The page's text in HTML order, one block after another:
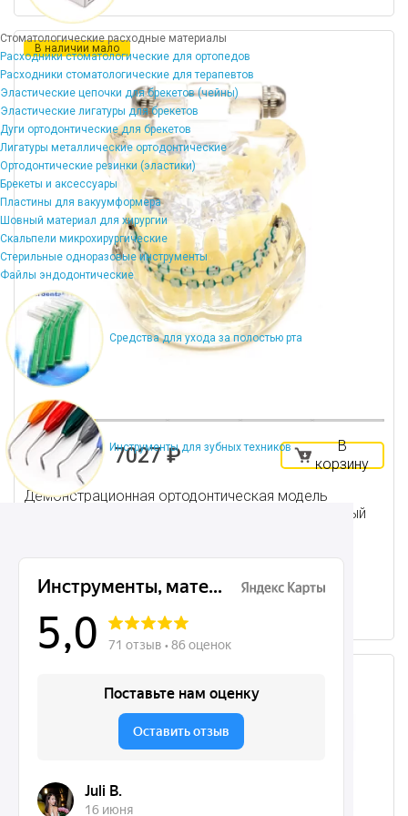
Стоматологические расходные материалы
Расходники стоматологические для ортопедов
Расходники стоматологические для терапевтов
Эластические цепочки для брекетов (чейны)
Эластические лигатуры для брекетов
Дуги ортодонтические для брекетов
Лигатуры металлические ортодонтические
Ортодонтические резинки (эластики)
Брекеты и аксессуары
Пластины для вакуумформера
Шовный материал для хирургии
Скальпели микрохирургические
Стерильные одноразовые инструменты
Файлы эндодонтические
Средства для ухода за полостью рта
Инструменты для зубных техников
В наличии мало
7027 ₽
В
корзину
Демонстрационная ортодонтическая модель
челюсти с керамическими брекетами, нормальный